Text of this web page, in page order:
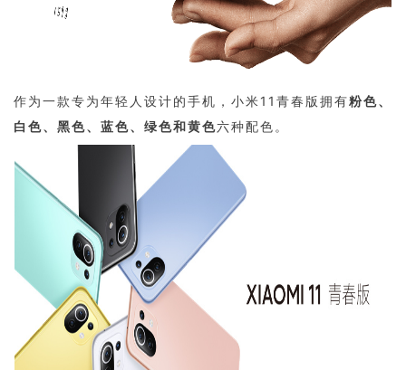
作为一款专为年轻人设计的手机，小米11青春版拥有粉色、
白色、黑色、蓝色、绿色和黄色六种配色。